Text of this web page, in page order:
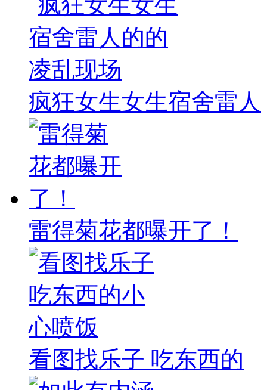
疯狂女生女生宿舍雷人
雷得菊花都曝开了！
看图找乐子 吃东西的